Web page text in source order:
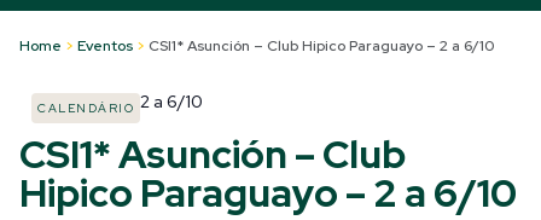
Home > Eventos > CSI1* Asunción – Club Hipico Paraguayo – 2 a 6/10
CALENDÁRIO 2 a 6/10
CSI1* Asunción – Club
Hipico Paraguayo – 2 a 6/10